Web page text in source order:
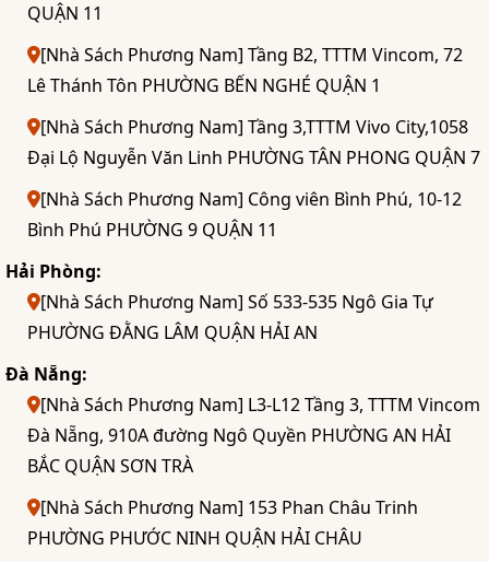
QUẬN 11
[Nhà Sách Phương Nam] Tầng B2, TTTM Vincom, 72
Lê Thánh Tôn PHƯỜNG BẾN NGHÉ QUẬN 1
[Nhà Sách Phương Nam] Tầng 3,TTTM Vivo City,1058
Đại Lộ Nguyễn Văn Linh PHƯỜNG TÂN PHONG QUẬN 7
[Nhà Sách Phương Nam] Công viên Bình Phú, 10-12
Bình Phú PHƯỜNG 9 QUẬN 11
Hải Phòng:
[Nhà Sách Phương Nam] Số 533-535 Ngô Gia Tự
PHƯỜNG ĐẰNG LÂM QUẬN HẢI AN
Đà Nẵng:
[Nhà Sách Phương Nam] L3-L12 Tầng 3, TTTM Vincom
Đà Nẵng, 910A đường Ngô Quyền PHƯỜNG AN HẢI
BẮC QUẬN SƠN TRÀ
[Nhà Sách Phương Nam] 153 Phan Châu Trinh
PHƯỜNG PHƯỚC NINH QUẬN HẢI CHÂU